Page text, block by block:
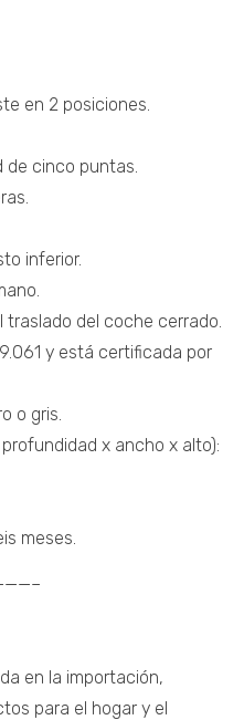
en 2 posiciones.
cinco puntas.
inferior.
del coche cerrado.
y está certificada por
o gris.
x ancho x alto):
meses.
en la importación,
para el hogar y el